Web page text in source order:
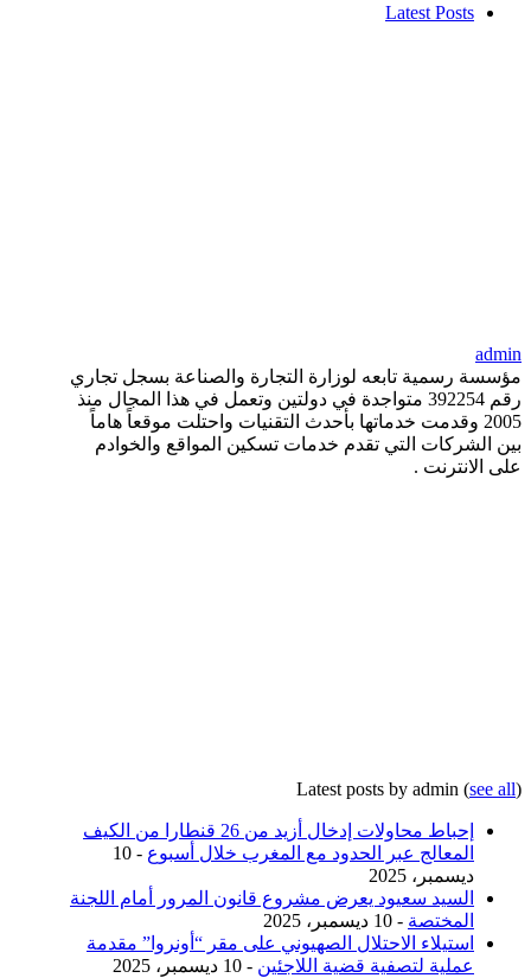
Latest Posts
admin
مؤسسة رسمية تابعه لوزارة التجارة والصناعة بسجل تجاري
رقم 392254 متواجدة في دولتين وتعمل في هذا المجال منذ
2005 وقدمت خدماتها بأحدث التقنيات واحتلت موقعاً هاماً
بين الشركات التي تقدم خدمات تسكين المواقع والخوادم
على الانترنت .
Latest posts by admin (see all)
إحباط محاولات إدخال أزيد من 26 قنطارا من الكيف
المعالج عبر الحدود مع المغرب خلال أسبوع
- 10
ديسمبر، 2025
السيد سعيود يعرض مشروع قانون المرور أمام اللجنة
المختصة - 10 ديسمبر، 2025
استيلاء الاحتلال الصهيوني على مقر “أونروا” مقدمة
عملية لتصفية قضية اللاجئين - 10 ديسمبر، 2025